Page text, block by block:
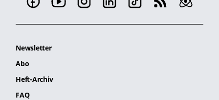
Newsletter
Abo
Heft-Archiv
FAQ